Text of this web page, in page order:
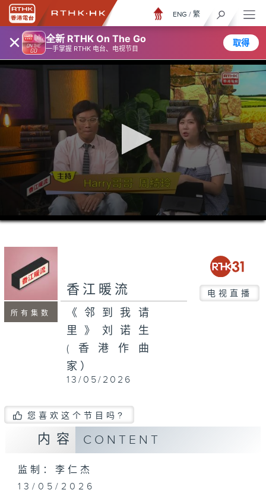
× 全新 RTHK On The Go
一手掌握 RTHK 电台、电视节目
取得
ENG / 繁
seconds
seconds
所有集数
香江暖流 电视直播
《邻到我请
里》刘诺生
(香港作曲
家）
13/05/2026
您喜欢这个节目吗?
内容 CONTENT
监制：李仁杰
13/05/2026